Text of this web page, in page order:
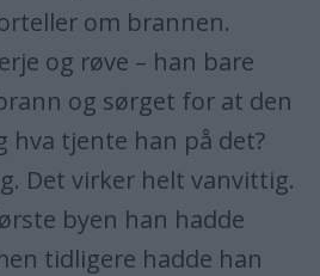
om brannen.
og røve – han bare
og sørget for at den
hva tjente han på det?
Det virker helt vanvittig.
byen han hadde
tidligere hadde han